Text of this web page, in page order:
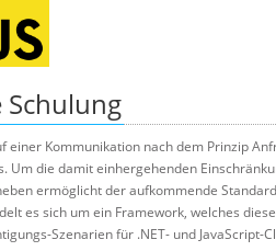
Schulung
einer Kommunikation nach dem Prinzip
Um die damit einhergehenden
ermöglicht der aufkommende
es sich um ein Framework, welches
Szenarien für .NET- und JavaScript-